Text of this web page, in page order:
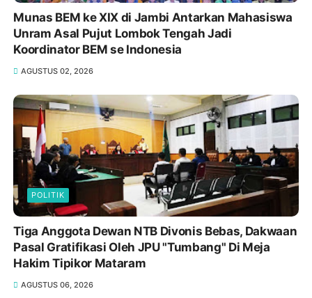
Munas BEM ke XIX di Jambi Antarkan Mahasiswa
Unram Asal Pujut Lombok Tengah Jadi
Koordinator BEM se Indonesia
AGUSTUS 02, 2026
POLITIK
Tiga Anggota Dewan NTB Divonis Bebas, Dakwaan
Pasal Gratifikasi Oleh JPU "Tumbang" Di Meja
Hakim Tipikor Mataram
AGUSTUS 06, 2026